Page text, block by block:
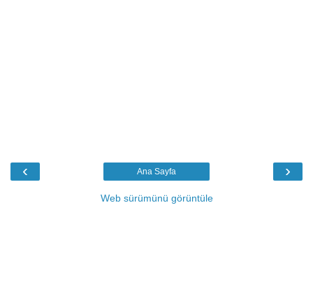
‹ ›
Ana Sayfa
Web sürümünü görüntüle